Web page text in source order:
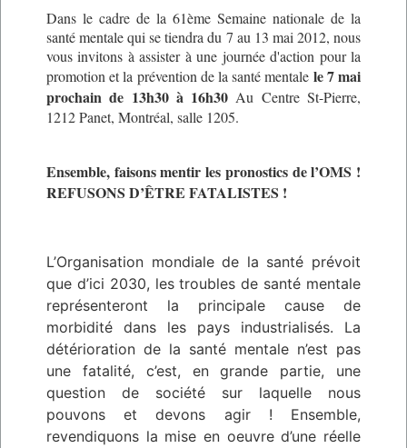
Dans le cadre de la 61ème Semaine nationale de la
santé mentale qui se tiendra du 7 au 13 mai 2012, nous
vous invitons à assister à une journée d'action pour la
promotion et la prévention de la santé mentale le 7 mai
prochain de 13h30 à 16h30 Au Centre St-Pierre,
1212 Panet, Montréal, salle 1205.
Ensemble, faisons mentir les pronostics de l’OMS !
REFUSONS D’ÊTRE FATALISTES !
L’Organisation mondiale de la santé prévoit
que d’ici 2030, les troubles de santé mentale
représenteront la principale cause de
morbidité dans les pays industrialisés. La
détérioration de la santé mentale n’est pas
une fatalité, c’est, en grande partie, une
question de société sur laquelle nous
pouvons et devons agir ! Ensemble,
revendiquons la mise en oeuvre d’une réelle